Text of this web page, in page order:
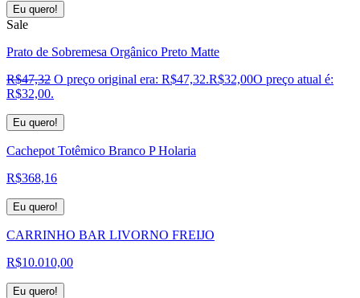
Eu quero!
Sale
Prato de Sobremesa Orgânico Preto Matte
R$47,32 O preço original era: R$47,32.R$32,00O preço atual é:
R$32,00.
Eu quero!
Cachepot Totêmico Branco P Holaria
R$368,16
Eu quero!
CARRINHO BAR LIVORNO FREIJO
R$10.010,00
Eu quero!